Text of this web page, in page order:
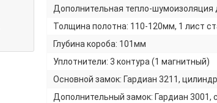
Дополнительная тепло-шумоизоляция
Толщина полотна: 110-120мм, 1 лист
Глубина короба: 101мм
Уплотнители: 3 контура (1 магнитный)
Основной замок: Гардиан 3211,
Дополнительный замок: Гардиан 3001,